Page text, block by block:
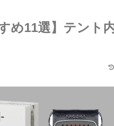
め11選】テント